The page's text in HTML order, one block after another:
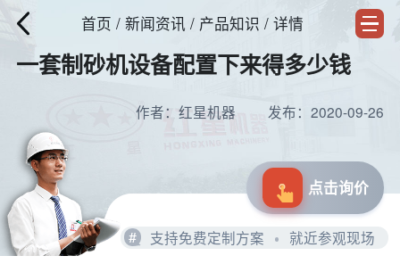
首页 / 新闻资讯 / 产品知识 / 详情
一套制砂机设备配置下来得多少钱
作者：红星机器 发布：2020-09-26
点击询价
# 支持免费定制方案 就近参观现场